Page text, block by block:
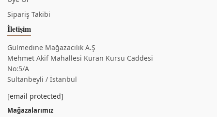
Sipariş Takibi
İletişim
Gülmedine Mağazacılık A.Ş
Mehmet Akif Mahallesi Kuran Kursu Caddesi
No:5/A
Sultanbeyli / İstanbul
[email protected]
Mağazalarımız